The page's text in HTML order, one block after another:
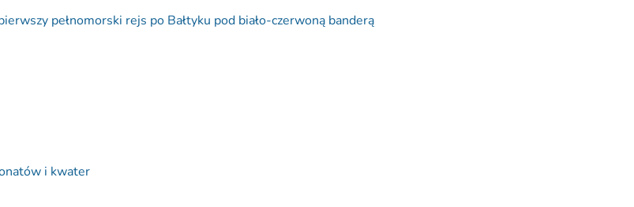
pełnomorski rejs po Bałtyku pod biało-czerwoną banderą
i kwater